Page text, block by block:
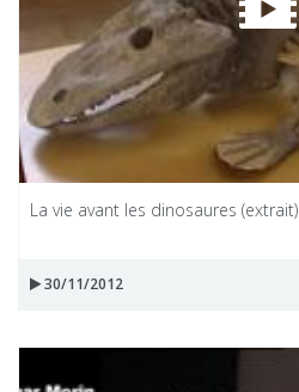
La vie avant les dinosaures (extrait)
30/11/2012